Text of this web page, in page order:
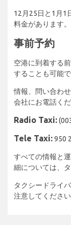
12月25日と1月1
料金があります。
事前予約
空港に到着する
することも可能で
情報、問い合わ
会社にお電話くだ
Radio Taxi:
Tele Taxi:950
すべての情報と
細については、
タクシードライ
注意してください